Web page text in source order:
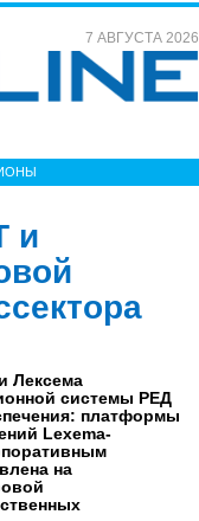
7 АВГУСТА 2026
и
Лексема
системы РЕД
платформы
Lexema-
на